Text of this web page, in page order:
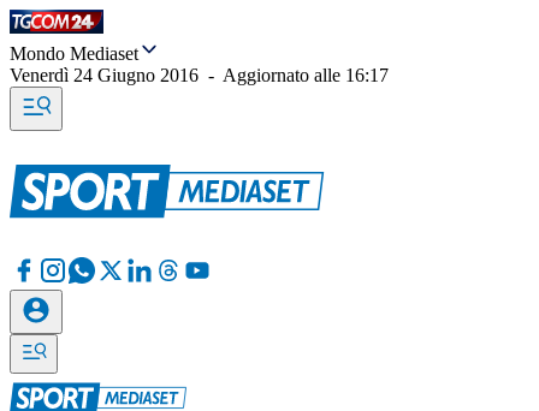
Mondo Mediaset
Venerdì 24 Giugno 2016 - Aggiornato alle 16:17